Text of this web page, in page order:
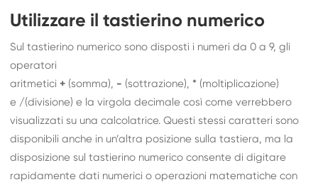
Utilizzare il tastierino numerico
Sul tastierino numerico sono disposti i numeri da 0 a 9, gli
operatori
aritmetici+ (somma), - (sottrazione),* (moltiplicazione)
e /(divisione) e la virgola decimale così come verrebbero
visualizzati su una calcolatrice. Questi stessi caratteri sono
disponibili anche in un’altra posizione sulla tastiera, ma la
disposizione sul tastierino numerico consente di digitare
rapidamente dati numerici o operazioni matematiche con